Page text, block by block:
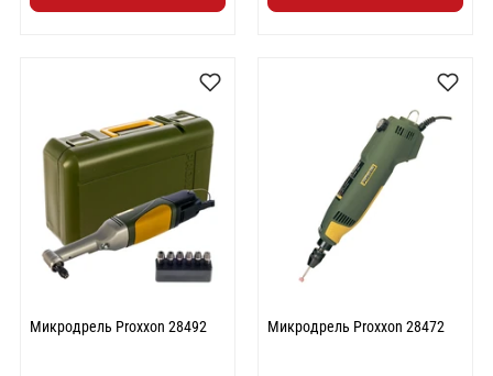
Микродрель Proxxon 28492 Микродрель Proxxon 28472